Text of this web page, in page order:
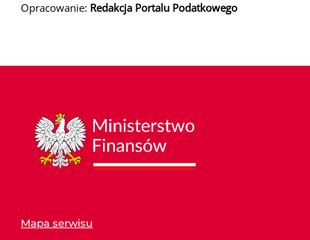
Opracowanie: Redakcja Portalu Podatkowego
Mapa serwisu